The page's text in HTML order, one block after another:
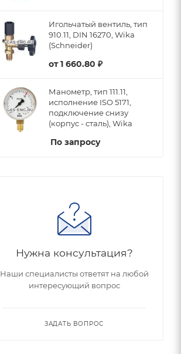
Игольчатый вентиль, тип
910.11, DIN 16270, Wika
(Schneider)
от1 660.80 ₽
Манометр, тип 111.11,
исполнение ISO 5171,
подключение снизу
(корпус - сталь), Wika
По запросу
Нужна консультация?
Наши специалисты ответят на любой
интересующий вопрос
ЗАДАТЬ ВОПРОС